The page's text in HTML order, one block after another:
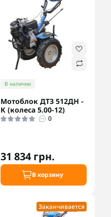
В наличии
Мотоблок ДТЗ 512ДН -
К (колеса 5.00-12)
0
31 834 грн.
В корзину
Заканчивается